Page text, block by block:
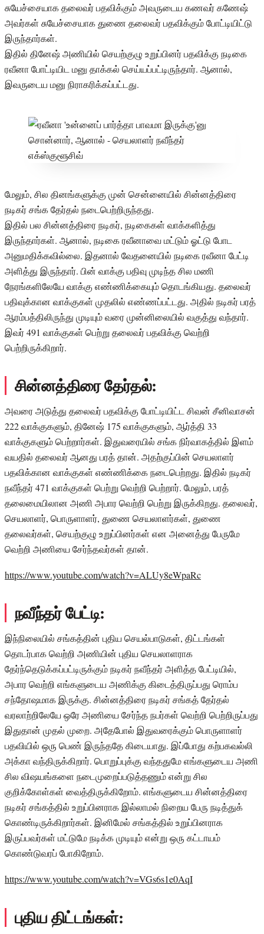
சுயேச்சையாக தலைவர் பதவிக்கும் அவருடைய கணவர் கணேஷ்
அவர்கள் சுயேச்சையாக துணை தலைவர் பதவிக்கும் போட்டியிட்டு
இருந்தார்கள்.
இதில் தினேஷ் அணியில் செயற்குழு உறுப்பினர் பதவிக்கு நடிகை
ரவீனா போட்டியிட மனு தாக்கல் செய்யப்பட்டிருந்தார். ஆனால்,
இவருடைய மனு நிராகரிக்கப்பட்டது.
மேலும், சில தினங்களுக்கு முன் சென்னையில் சின்னத்திரை
நடிகர் சங்க தேர்தல் நடைபெற்றிருந்தது.
இதில் பல சின்னத்திரை நடிகர், நடிகைகள் வாக்களித்து
இருந்தார்கள். ஆனால், நடிகை ரவீனாவை மட்டும் ஓட்டு போட
அனுமதிக்கவில்லை. இதனால் வேதனையில் நடிகை ரவீனா பேட்டி
அளித்து இருந்தார். பின் வாக்கு பதிவு முடிந்த சில மணி
நேரங்களிலேயே வாக்கு எண்ணிக்கையும் தொடங்கியது. தலைவர்
பதிவுக்கான வாக்குகள் முதலில் எண்ணப்பட்டது. அதில் நடிகர் பரத்
ஆரம்பத்திலிருந்து முடியும் வரை முன்னிலையில் வகுத்து வந்தார்.
இவர் 491 வாக்குகள் பெற்று தலைவர் பதவிக்கு வெற்றி
பெற்றிருக்கிறார்.
சின்னத்திரை தேர்தல்:
அவரை அடுத்து தலைவர் பதவிக்கு போட்டியிட்ட சிவன் சீனிவாசன்
222 வாக்குகளும், தினேஷ் 175 வாக்குகளும், ஆர்த்தி 33
வாக்குகளும் பெற்றார்கள். இதுவரையில் சங்க நிர்வாகத்தில் இளம்
வயதில் தலைவர் ஆனது பரத் தான். அதற்குப்பின் செயலாளர்
பதவிக்கான வாக்குகள் எண்ணிக்கை நடைபெற்றது. இதில் நடிகர்
நவீந்தர் 471 வாக்குகள் பெற்று வெற்றி பெற்றார். மேலும், பரத்
தலைமையிலான அணி அபார வெற்றி பெற்று இருக்கிறது. தலைவர்,
செயலாளர், பொருளாளர், துணை செயலாளர்கள், துணை
தலைவர்கள், செயற்குழு உறுப்பினர்கள் என அனைத்து பேருமே
வெற்றி அணியை சேர்ந்தவர்கள் தான்.
https://www.youtube.com/watch?v=ALUy8eWpaRc
நவீந்தர் பேட்டி:
இந்நிலையில் சங்கத்தின் புதிய செயல்பாடுகள், திட்டங்கள்
தொடர்பாக வெற்றி அணியின் புதிய செயலாளராக
தேர்ந்தெடுக்கப்பட்டிருக்கும் நடிகர் நவீந்தர் அளித்த பேட்டியில்,
அபார வெற்றி எங்களுடைய அணிக்கு கிடைத்திருப்பது ரொம்ப
சந்தோஷமாக இருக்கு. சின்னத்திரை நடிகர் சங்கத் தேர்தல்
வரலாற்றிலேயே ஒரே அணியை சேர்ந்த நபர்கள் வெற்றி பெற்றிருப்பது
இதுதான் முதல் முறை. அதேபோல் இதுவரைக்கும் பொருளாளர்
பதவியில் ஒரு பெண் இருந்ததே கிடையாது. இப்போது கற்பகவல்லி
அக்கா வந்திருக்கிறார். பொறுப்புக்கு வந்ததுமே எங்களுடைய அணி
சில விஷயங்களை நடைமுறைப்படுத்தணும் என்று சில
குறிக்கோள்கள் வைத்திருக்கிறோம். எங்களுடைய சின்னத்திரை
நடிகர் சங்கத்தில் உறுப்பினராக இல்லாமல் நிறைய பேரு நடித்துக்
கொண்டிருக்கிறார்கள். இனிமேல் சங்கத்தில் உறுப்பினராக
இருப்பவர்கள் மட்டுமே நடிக்க முடியும் என்று ஒரு கட்டாயம்
கொண்டுவரப் போகிறோம்.
https://www.youtube.com/watch?v=VGs6s1e0AqI
புதிய திட்டங்கள்: